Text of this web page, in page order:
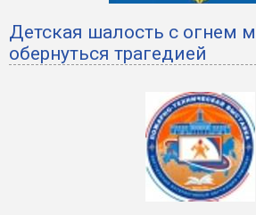
Детская шалость с огнем
обернуться трагедией